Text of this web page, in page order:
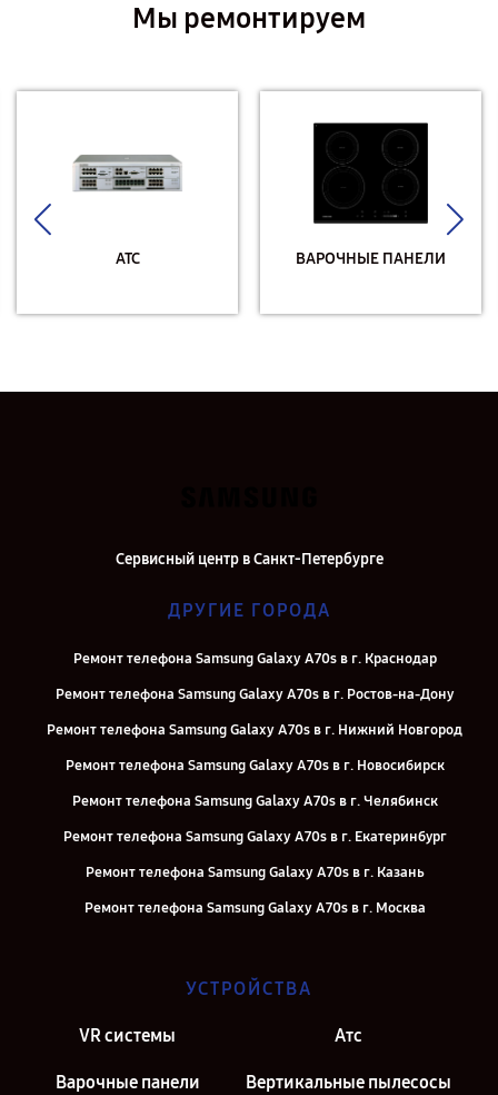
Мы ремонтируем
АТС ВАРОЧНЫЕ ПАНЕЛИ
Сервисный центр в Санкт-Петербурге
ДРУГИЕ ГОРОДА
Ремонт телефона Samsung Galaxy A70s в г. Краснодар
Ремонт телефона Samsung Galaxy A70s в г. Ростов-на-Дону
Ремонт телефона Samsung Galaxy A70s в г. Нижний Новгород
Ремонт телефона Samsung Galaxy A70s в г. Новосибирск
Ремонт телефона Samsung Galaxy A70s в г. Челябинск
Ремонт телефона Samsung Galaxy A70s в г. Екатеринбург
Ремонт телефона Samsung Galaxy A70s в г. Казань
Ремонт телефона Samsung Galaxy A70s в г. Москва
УСТРОЙСТВА
VR системы Атс
Варочные панели Вертикальные пылесосы